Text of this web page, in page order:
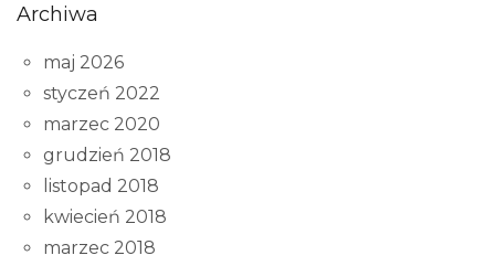
Archiwa
maj 2026
styczeń 2022
marzec 2020
grudzień 2018
listopad 2018
kwiecień 2018
marzec 2018